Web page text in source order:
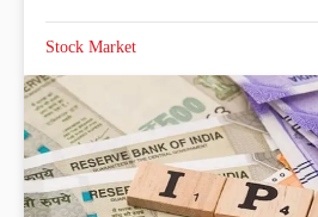
Stock Market